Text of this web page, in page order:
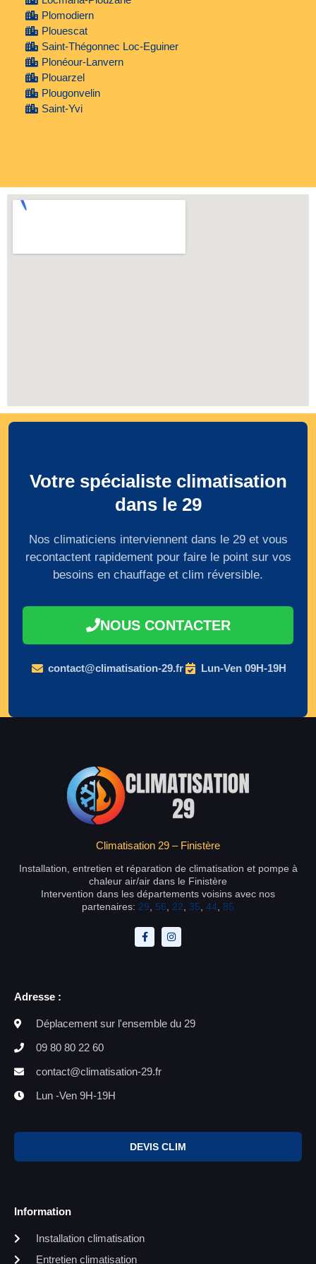
Plomodiern
Plouescat
Saint-Thégonnec Loc-Eguiner
Plonéour-Lanvern
Plouarzel
Plougonvelin
Saint-Yvi
Votre spécialiste climatisation
dans le 29
Nos climaticiens interviennent dans le 29 et vous
recontactent rapidement pour faire le point sur vos
besoins en chauffage et clim réversible.
NOUS CONTACTER
contact@climatisation-29.fr Lun-Ven 09H-19H
Climatisation 29 – Finistère
Installation, entretien et réparation de climatisation et pompe à
chaleur air/air dans le Finistère
Intervention dans les départements voisins avec nos
partenaires: 29 56 22 35 44 85
Adresse :
Déplacement sur l'ensemble du 29
09 80 80 22 60
contact@climatisation-29.fr
Lun -Ven 9H-19H
DEVIS CLIM
Information
Installation climatisation
Entretien climatisation